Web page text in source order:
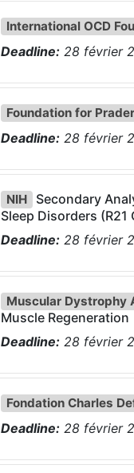
International OCD
Deadline: 28 février
Foundation for
Deadline: 28 février
NIH
Secondary
Sleep Disorders
Deadline: 28 février
Muscular Dystrophy
Muscle Regeneration
Deadline: 28 février
Fondation Charles
Deadline: 28 février